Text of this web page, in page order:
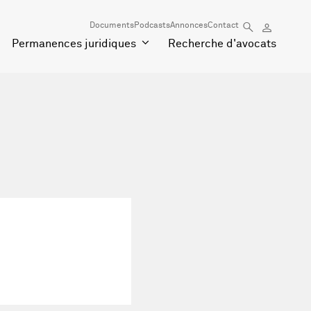
DocumentsPodcastsAnnoncesContact
Permanences juridiques Recherche d'avocats